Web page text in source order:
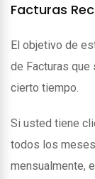
Facturas
El objetivo de
de Facturas que
cierto tiempo.
Si usted tiene
todos los
mensualmente,